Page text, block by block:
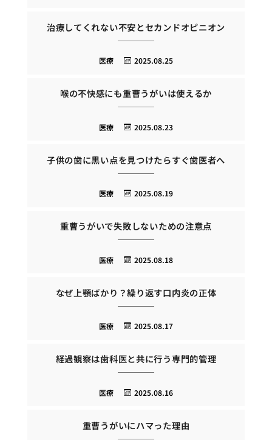
治療してくれない不安とセカンドオピニオン
2025.08.25
医療
喉の不快感にも重曹うがいは使えるか
2025.08.23
医療
子供の歯に黒い点を見つけたらすぐ歯医者へ
2025.08.19
医療
重曹うがいで失敗しないための注意点
2025.08.18
医療
なぜ上顎ばかり？繰り返す口内炎の正体
2025.08.17
医療
経過観察は歯科医と共に行う専門的管理
2025.08.16
医療
重曹うがいにハマった理由